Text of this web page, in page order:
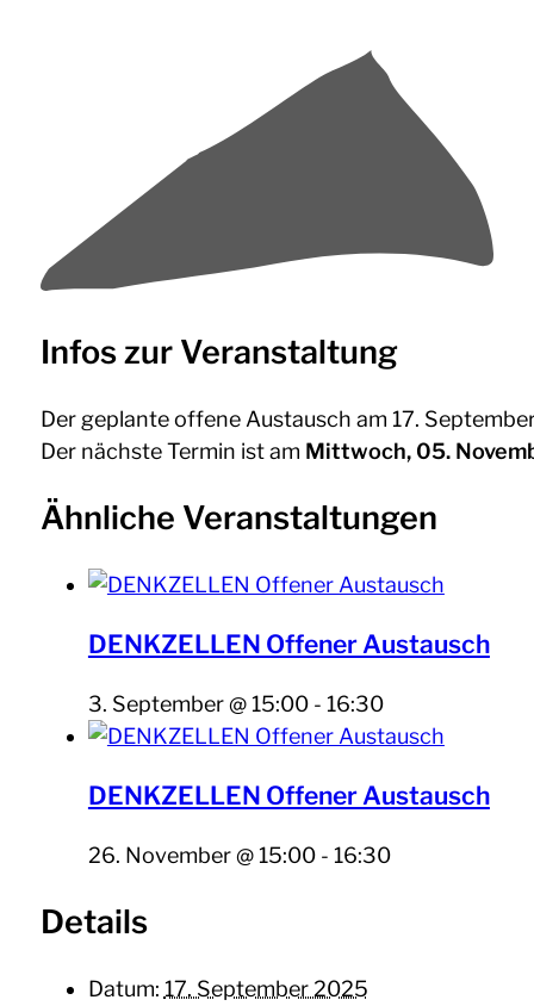
Infos zur Veranstaltung
Der geplante offene Austausch am 17.
Der nächste Termin ist am Mittwoch, 05.
Ähnliche Veranstaltungen
DENKZELLEN Offener Austausch
3. September @ 15:00- 16:30
DENKZELLEN Offener Austausch
26. November @ 15:00- 16:30
Details
Datum: 17. September 2025